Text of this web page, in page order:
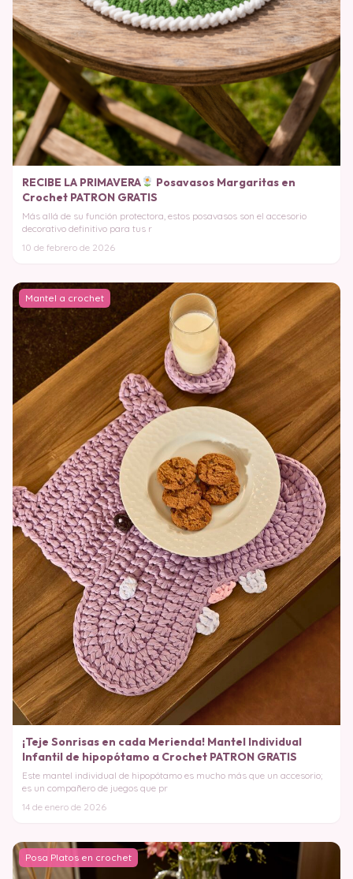
RECIBE LA PRIMAVERA
Crochet PATRON GRATIS
Más allá de su función protectora, estos posavasos son el accesorio
decorativo definitivo para tus r
10 de febrero de 2026
Mantel a crochet
¡Teje Sonrisas en cada Merienda! Mantel Individual
Infantil de hipopótamo a Crochet PATRON GRATIS
Este mantel individual de hipopótamo es mucho más que un accesorio;
es un compañero de juegos que pr
14 de enero de 2026
Posa Platos en crochet